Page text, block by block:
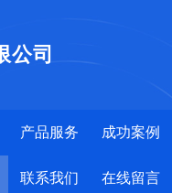
公司
产品服务 成功案例
联系我们 在线留言